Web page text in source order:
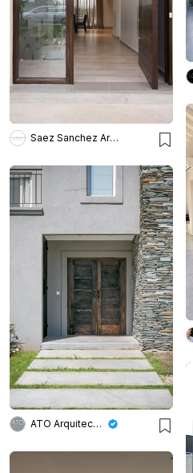
Saez Sanchez Arquitectos
ATO Arquitectos